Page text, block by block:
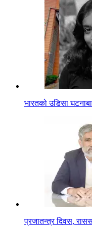
भारतको उडिसा
प्रजातन्त्र दिवस,